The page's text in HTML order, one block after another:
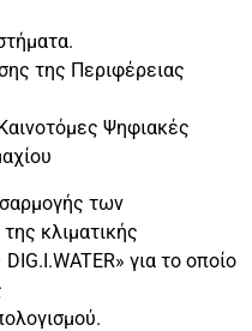
της Περιφέρειας
Ψηφιακές
των
κλιματικής
για το οποίο